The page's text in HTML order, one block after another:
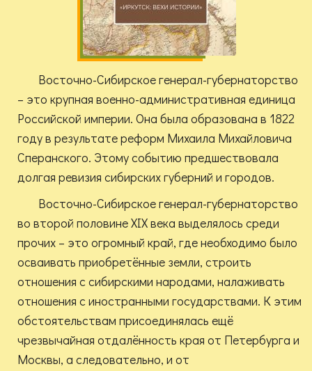
Восточно-Сибирское генерал-губернаторство
– это крупная военно-административная единица
Российской империи. Она была образована в 1822
году в результате реформ Михаила Михайловича
Сперанского. Этому событию предшествовала
долгая ревизия сибирских губерний и городов.
Восточно-Сибирское генерал-губернаторство
во второй половине XIX века выделялось среди
прочих – это огромный край, где необходимо было
осваивать приобретённые земли, строить
отношения с сибирскими народами, налаживать
отношения с иностранными государствами. К этим
обстоятельствам присоединялась ещё
чрезвычайная отдалённость края от Петербурга и
Москвы, а следовательно, и от